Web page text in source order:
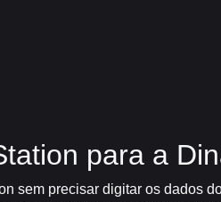
para a
sem precisar digitar os dados